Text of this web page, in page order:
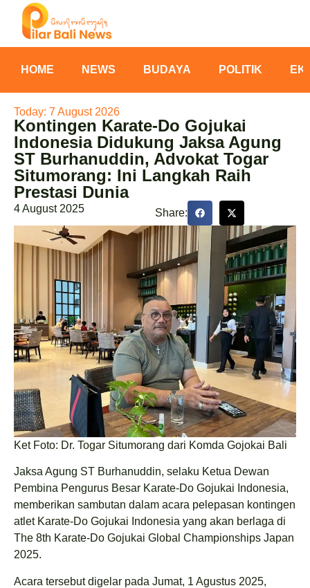
HOME NEWS BUDAYA POLITIK
Today: 7 August 2026
Kontingen Karate-Do Gojukai
Indonesia Didukung Jaksa Agung
ST Burhanuddin, Advokat Togar
Situmorang: Ini Langkah Raih
Prestasi Dunia
4 August 2025 Share:
Ket Foto: Dr. Togar Situmorang dari Komda Gojokai Bali
Jaksa Agung ST Burhanuddin, selaku Ketua Dewan
Pembina Pengurus Besar Karate-Do Gojukai Indonesia,
memberikan sambutan dalam acara pelepasan kontingen
atlet Karate-Do Gojukai Indonesia yang akan berlaga di
The 8th Karate-Do Gojukai Global Championships Japan
2025.
Acara tersebut digelar pada Jumat, 1 Agustus 2025,